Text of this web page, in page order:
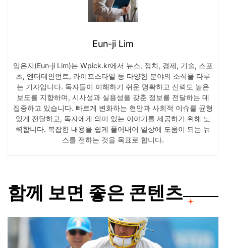
Eun-ji Lim
임은지(Eun-ji Lim)는 Wpick.kr에서 뉴스, 정치, 경제, 기술, 스포
츠, 엔터테인먼트, 라이프스타일 등 다양한 분야의 소식을 다루
는 기자입니다. 독자들이 이해하기 쉬운 명확하고 신뢰도 높은
보도를 지향하며, 시사성과 실용성을 갖춘 정보를 전달하는 데
집중하고 있습니다. 빠르게 변화하는 현안과 사회적 이슈를 균형
있게 전달하고, 독자에게 의미 있는 이야기를 제공하기 위해 노
력합니다. 복잡한 내용을 쉽게 풀어내어 일상에 도움이 되는 뉴
스를 전하는 것을 목표로 합니다.
함께 보면 좋은 콘텐츠